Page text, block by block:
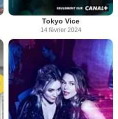
Tokyo Vice
14 février 2024